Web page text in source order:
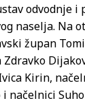
odvodnje i
naselja. Na
župan
Zdravko
Kirin,
načelnici